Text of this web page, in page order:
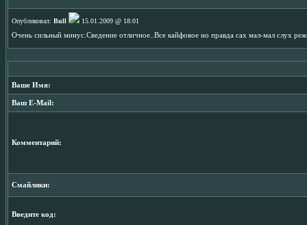
Опубликовал: Bull
15.01.2009 @ 18:01
Очень сильный минус.Сведение отличное..Все кайфовое но правда сах мал-мал слух
Ваше Имя:
Ваш E-Mail:
Комментарий:
Смайлики:
Введите код: